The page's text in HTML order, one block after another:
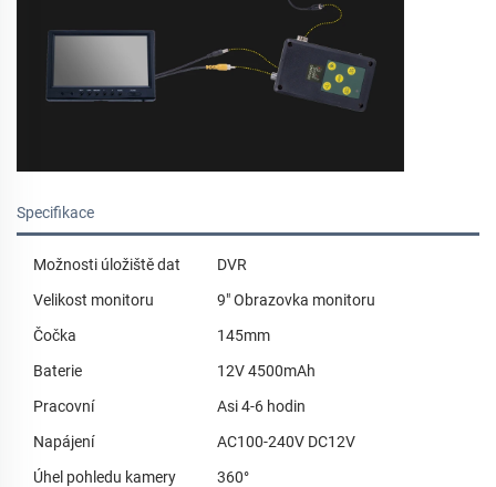
Specifikace
Možnosti úložiště dat
DVR
Velikost monitoru
9" Obrazovka monitoru
Čočka
145mm
Baterie
12V 4500mAh
Pracovní
Asi 4-6 hodin
Napájení
AC100-240V DC12V
Úhel pohledu kamery
360°